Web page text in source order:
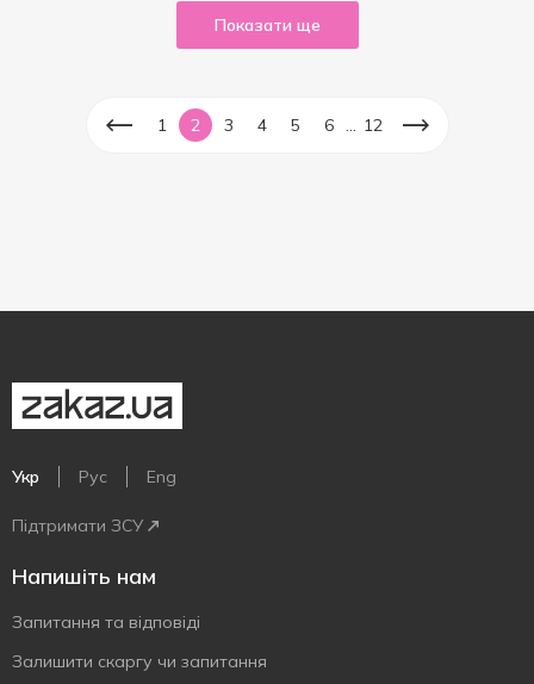
Показати ще
1 2 3 4 5 6 12
Укр Рус Eng
Підтримати ЗСУ
Напишіть нам
Запитання та відповіді
Залишити скаргу чи запитання